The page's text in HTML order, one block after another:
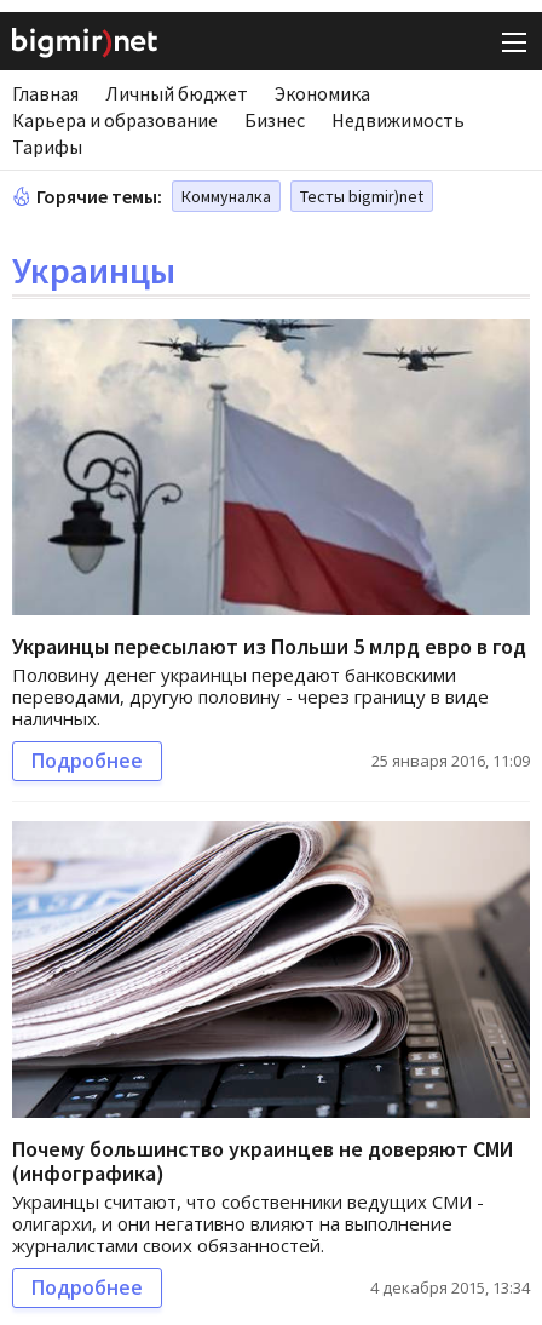
Главная Личный бюджет
Экономика
Карьера и образование
Бизнес
Недвижимость
Тарифы
Горячие темы: Коммуналка Тесты bigmir)net
Украинцы
Украинцы пересылают из Польши 5 млрд евро в год
Половину денег украинцы передают банковскими
переводами, другую половину - через границу в виде
наличных.
Подробнее 25 января 2016, 11:09
Почему большинство украинцев не доверяют СМИ
(инфографика)
Украинцы считают, что собственники ведущих СМИ -
олигархи, и они негативно влияют на выполнение
журналистами своих обязанностей.
Подробнее 4 декабря 2015, 13:34